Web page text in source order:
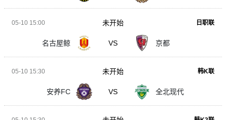
05-10 15:00 日职联
名古屋鲸 VS 京都
未开始
05-10 15:30 韩K联
安养FC VS 全北现代
未开始